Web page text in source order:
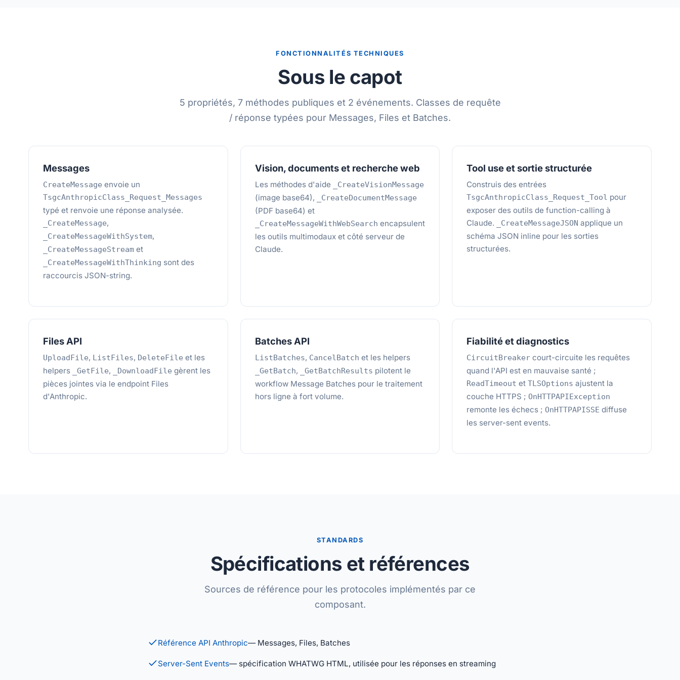
FONCTIONNALITÉS TECHNIQUES
Sous le capot
5 propriétés, 7 méthodes publiques et 2 événements. Classes de requête
/ réponse typées pour Messages, Files et Batches.
Messages
CreateMessage envoie un
TsgcAnthropicClass_Request_Messages
typé et renvoie une réponse analysée.
_CreateMessage,
_CreateMessageWithSystem,
_CreateMessageStream et
_CreateMessageWithThinking sont des
raccourcis JSON-string.
Vision, documents et recherche web
Les méthodes d'aide _CreateVisionMessage
(image base64), _CreateDocumentMessage
(PDF base64) et
_CreateMessageWithWebSearch encapsulent
les outils multimodaux et côté serveur de
Claude.
Tool use et sortie structurée
Construis des entrées
TsgcAnthropicClass_Request_Tool pour
exposer des outils de function-calling à
Claude.
_CreateMessageJSON applique un
schéma JSON inline pour les sorties
structurées.
Files API
UploadFile, ListFiles, DeleteFile et les
helpers
_GetFile, _DownloadFile gèrent les
pièces jointes via le endpoint Files
d'Anthropic.
Batches API
ListBatches, CancelBatch et les helpers
_GetBatch, _GetBatchResults pilotent le
workflow Message Batches pour le traitement
hors ligne à fort volume.
Fiabilité et diagnostics
CircuitBreaker court-circuite les requêtes
quand l'API est en mauvaise santé ;
ReadTimeout etTLSOptions ajustent la
couche HTTPS ; OnHTTPAPIException
remonte les échecs ; OnHTTPAPISSE diffuse
les server-sent events.
STANDARDS
Spécifications et références
Sources de référence pour les protocoles implémentés par ce
composant.
Référence API Anthropic— Messages, Files, Batches
Server-Sent Events— spécification WHATWG HTML, utilisée pour les réponses en streaming